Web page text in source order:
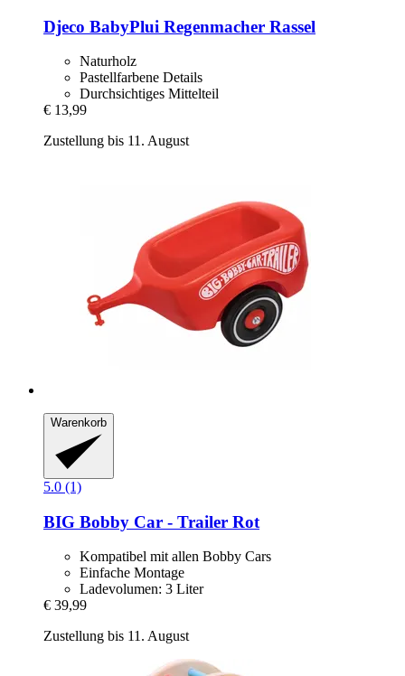
Djeco BabyPlui Regenmacher Rassel
Naturholz
Pastellfarbene Details
Durchsichtiges Mittelteil
€ 13,99
Zustellung bis 11. August
Warenkorb
5.0 (1)
BIG Bobby Car -​ Trailer Rot
Kompatibel mit allen Bobby Cars
Einfache Montage
Ladevolumen: 3 Liter
€ 39,99
Zustellung bis 11. August